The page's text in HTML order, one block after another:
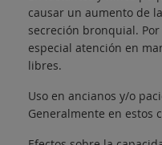
causar un aumento de
secreción bronquial.
especial atención en
libres.
Uso en ancianos y/o
Generalmente en estos